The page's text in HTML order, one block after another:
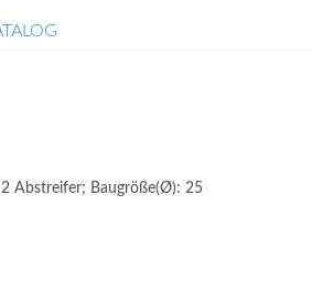
Abstreifer; Baugröße(Ø): 25